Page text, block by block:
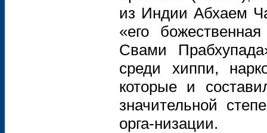
из Индии Абхаем
«его
Свами
среди хиппи,
которые и
значительной
орга-низации.